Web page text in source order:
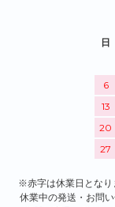
日
6
13
20
27
※赤字は休業日となり
休業中の発送・お問